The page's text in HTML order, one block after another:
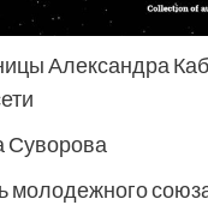
Александра
Суворова
молодежного